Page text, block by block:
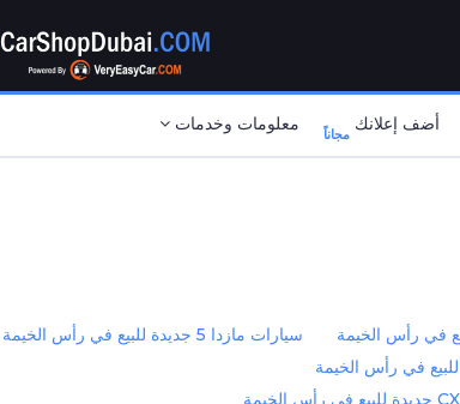
أضف إعلانك مجاناً معلومات وخدمات
سيارات مازدا 5 جديدة للبيع في رأس الخيمة